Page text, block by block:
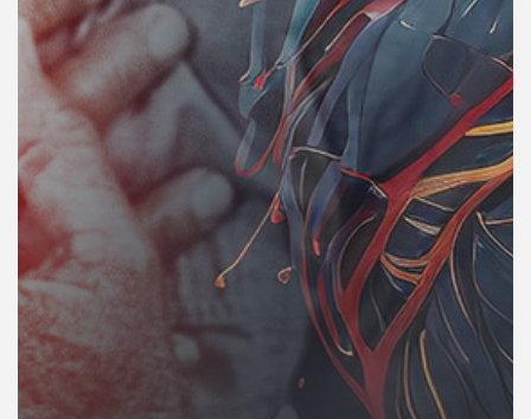
ข่าว
และ
กิจกรรม
เกี่ยว
กับ
เครือ
ข่าย
วิทยุ
ไทย